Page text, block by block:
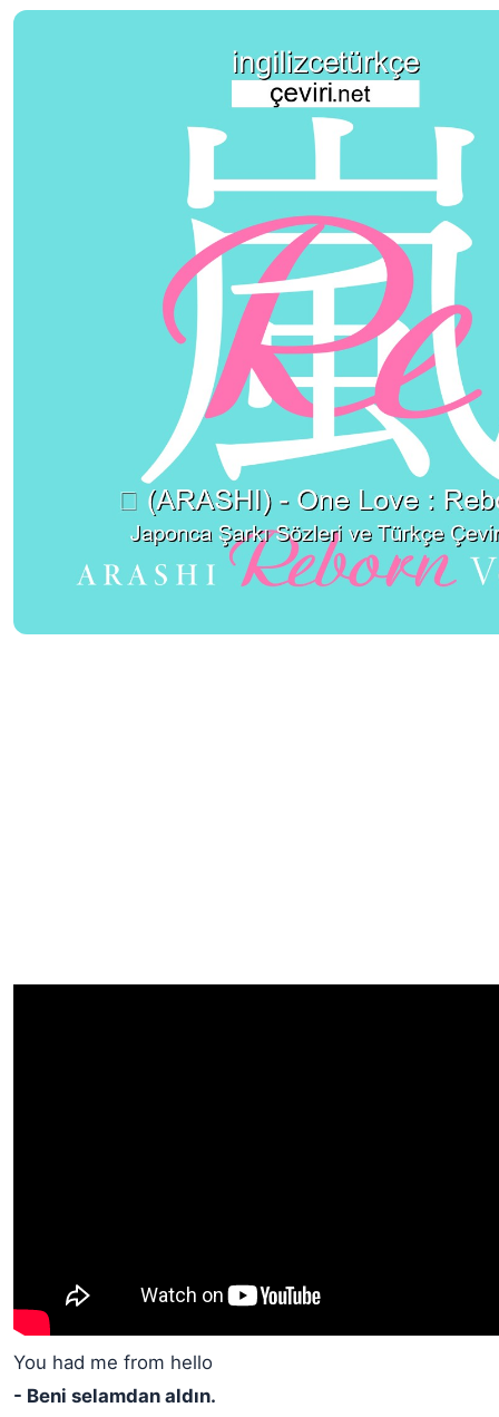
You had me from hello
- Beni selamdan aldın.